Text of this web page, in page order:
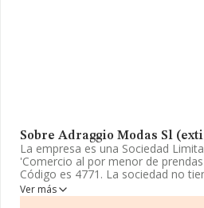
Sobre Adraggio Modas Sl
La empresa es una Sociedad
'Comercio al por menor de
Código es 4771. La sociedad no
La sociedadAdraggio Modas
Ver más